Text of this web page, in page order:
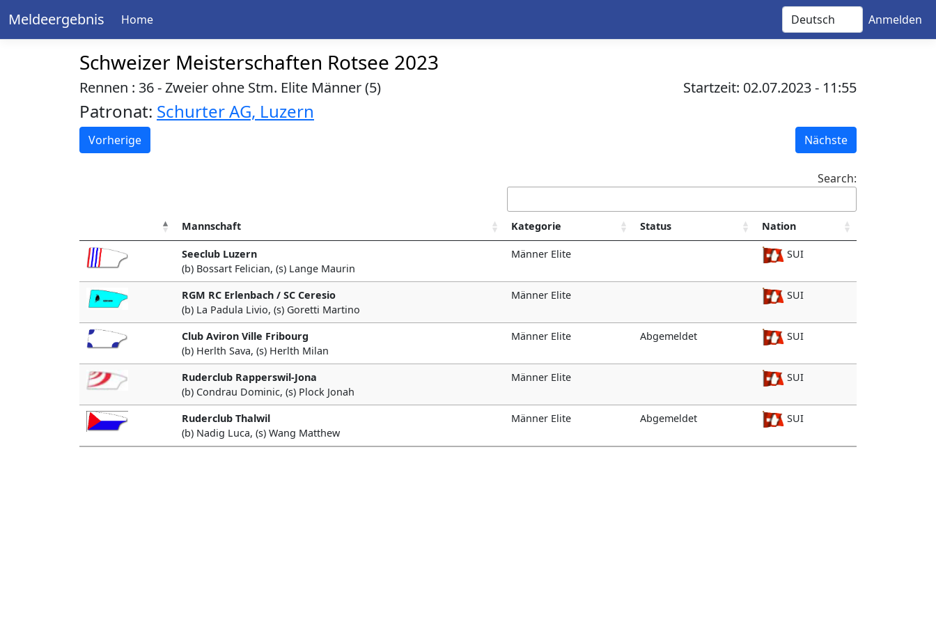
Meldeergebnis Home Anmelden
Schweizer Meisterschaften Rotsee 2023
Rennen : 36 - Zweier ohne Stm. Elite Männer (5) Startzeit: 02.07.2023 - 11:55
Patronat: Schurter AG, Luzern
Vorherige Nächste
Search:
Mannschaft Kategorie Status Nation
Seeclub Luzern
(b) Bossart Felician, (s) Lange Maurin
Männer Elite SUI
RGM RC Erlenbach / SC Ceresio
(b) La Padula Livio, (s) Goretti Martino
Männer Elite SUI
Club Aviron Ville Fribourg
(b) Herlth Sava, (s) Herlth Milan
Männer Elite Abgemeldet SUI
Ruderclub Rapperswil-Jona
(b) Condrau Dominic, (s) Plock Jonah
Männer Elite SUI
Ruderclub Thalwil
(b) Nadig Luca, (s) Wang Matthew
Männer Elite Abgemeldet SUI